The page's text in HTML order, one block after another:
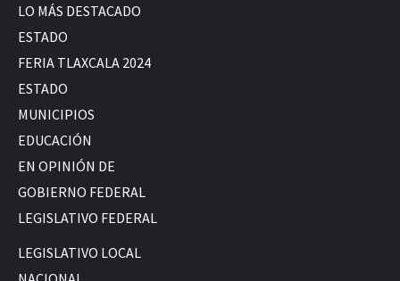
LO MÁS DESTACADO
ESTADO
FERIA TLAXCALA 2024
ESTADO
MUNICIPIOS
EDUCACIÓN
EN OPINIÓN DE
GOBIERNO FEDERAL
LEGISLATIVO FEDERAL
LEGISLATIVO LOCAL